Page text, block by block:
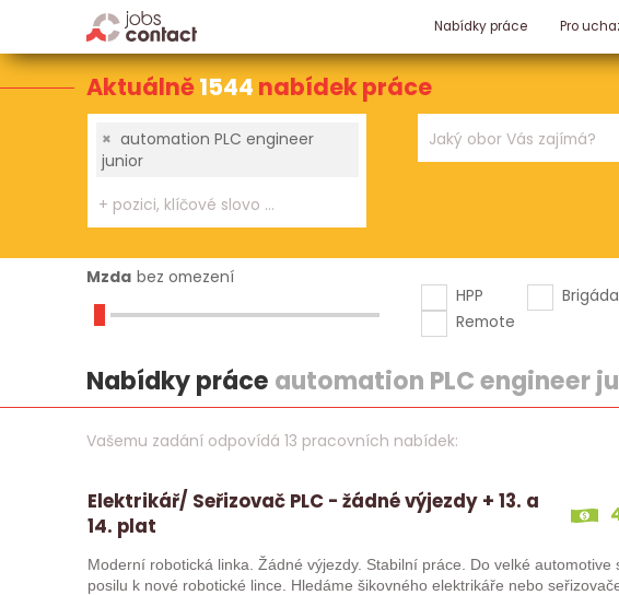
Nabídky práce Pro
Aktuálně1544 nabídek práce
× automation PLC engineer
junior
Mzda bez omezení
HPP
Brigáda
Remote
Nabídky práce automation PLC engineer
Vašemu zadání odpovídá 13 pracovních nabídek:
Elektrikář/ Seřizovač PLC - žádné výjezdy + 13. a
14. plat
Moderní robotická linka. Žádné výjezdy. Stabilní práce. Do velké automotive
posilu k nové robotické lince. Hledáme šikovného elektrikáře nebo